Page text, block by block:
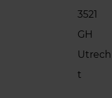
3521
GH
Utrech
t